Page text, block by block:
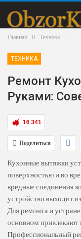
Главная Техника
ТЕХНИКА
Ремонт
Руками:
16 341
Поделиться
Кухонные вытяжки
поверхностью и во
вредные соединения
устройство выходит
Для ремонта и
основном привлекают
Профессиональный